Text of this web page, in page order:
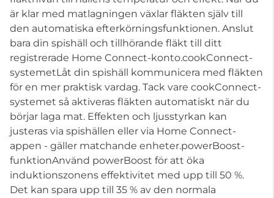
är klar med matlagningen växlar fläkten själv till
den automatiska efterkörningsfunktionen. Anslut
bara din spishäll och tillhörande fläkt till ditt
registrerade Home Connect-konto.cookConnect-
systemetLåt din spishäll kommunicera med fläkten
för en mer praktisk vardag. Tack vare cookConnect-
systemet så aktiveras fläkten automatiskt när du
börjar laga mat. Effekten och ljusstyrkan kan
justeras via spishällen eller via Home Connect-
appen - gäller matchande enheter.powerBoost-
funktionAnvänd powerBoost för att öka
induktionszonens effektivitet med upp till 50 %.
Det kan spara upp till 35 % av den normala